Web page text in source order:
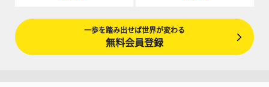
一歩を踏み出せば世界が変わる
無料会員登録